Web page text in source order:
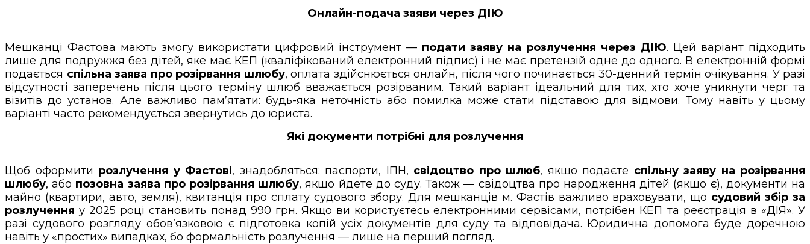
Онлайн-подача заяви через ДІЮ
Мешканці Фастова мають змогу використати цифровий інструмент — подати заяву на розлучення через ДІЮ. Цей варіант підходить
лише для подружжя без дітей, яке має КЕП (кваліфікований електронний підпис) і не має претензій одне до одного. В електронній формі
подається спільна заява про розірвання шлюбу, оплата здійснюється онлайн, після чого починається 30-денний термін очікування. У разі
відсутності заперечень після цього терміну шлюб вважається розірваним. Такий варіант ідеальний для тих, хто хоче уникнути черг та
візитів до установ. Але важливо пам’ятати: будь-яка неточність або помилка може стати підставою для відмови. Тому навіть у цьому
варіанті часто рекомендується звернутись до юриста.
Які документи потрібні для розлучення
Щоб оформити розлучення у Фастові, знадобляться: паспорти, ІПН, свідоцтво про шлюб, якщо подаєте спільну заяву на розірвання
шлюбу, або позовна заява про розірвання шлюбу, якщо йдете до суду. Також — свідоцтва про народження дітей (якщо є), документи на
майно (квартири, авто, земля), квитанція про сплату судового збору. Для мешканців м. Фастів важливо враховувати, що судовий збір за
розлучення у 2025 році становить понад 990 грн. Якщо ви користуєтесь електронними сервісами, потрібен КЕП та реєстрація в «ДІЯ». У
разі судового розгляду обов’язковою є підготовка копій усіх документів для суду та відповідача. Юридична допомога буде доречною
навіть у «простих» випадках, бо формальність розлучення — лише на перший погляд.